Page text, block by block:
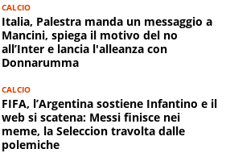
CALCIO
Italia, Palestra manda un messaggio a
Mancini, spiega il motivo del no
all’Inter e lancia l'alleanza con
Donnarumma
CALCIO
FIFA, l’Argentina sostiene Infantino e il
web si scatena: Messi finisce nei
meme, la Seleccion travolta dalle
polemiche